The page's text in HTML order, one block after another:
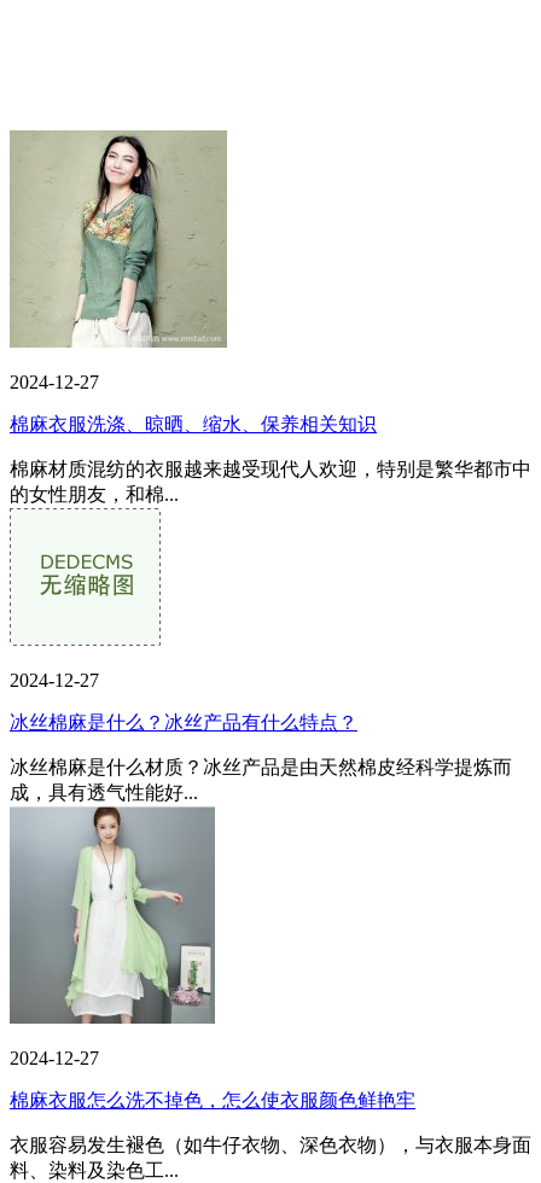
2024-12-27
棉麻衣服洗涤、晾晒、缩水、保养相关知识
棉麻材质混纺的衣服越来越受现代人欢迎，特别是繁华都市中
的女性朋友，和棉...
2024-12-27
冰丝棉麻是什么？冰丝产品有什么特点？
冰丝棉麻是什么材质？冰丝产品是由天然棉皮经科学提炼而
成，具有透气性能好...
2024-12-27
棉麻衣服怎么洗不掉色，怎么使衣服颜色鲜艳牢
衣服容易发生褪色（如牛仔衣物、深色衣物），与衣服本身面
料、染料及染色工...